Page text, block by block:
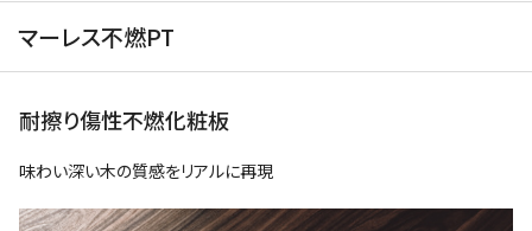
マーレス不燃PT
耐擦り傷性不燃化粧板
味わい深い木の質感をリアルに再現